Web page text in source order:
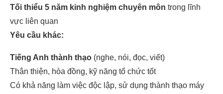
Tối thiểu 5 năm kinh nghiệm chuyên môn trong lĩnh
vực liên quan
Yêu cầu khác:
Tiếng Anh thành thạo (nghe, nói, đọc, viết)
Thân thiện, hòa đồng, kỹ năng tổ chức tốt
Có khả năng làm việc độc lập, sử dụng thành thạo máy